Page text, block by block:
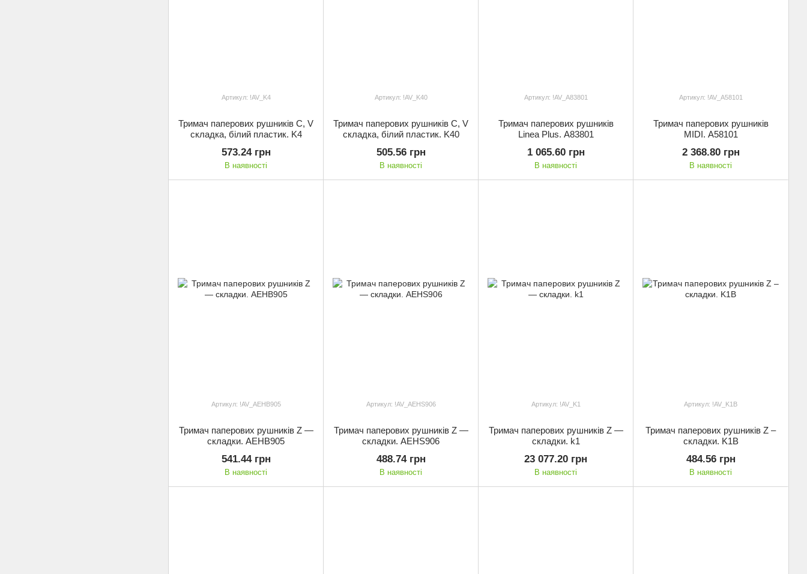
Артикул: !AV_K4
Тримач паперових рушників C, V
складка, білий пластик. K4
573.24 грн
В наявності
Артикул: !AV_K40
Тримач паперових рушників C, V
складка, білий пластик. K40
505.56 грн
В наявності
Артикул: !AV_A83801
Тримач паперових рушників
Linea Plus. A83801
1 065.60 грн
В наявності
Артикул: !AV_A58101
Тримач паперових рушників
MIDI. A58101
2 368.80 грн
В наявності
Артикул: !AV_AEHB905
Тримач паперових рушників Z —
складки. AEHB905
541.44 грн
В наявності
Артикул: !AV_AEHS906
Тримач паперових рушників Z —
складки. AEHS906
488.74 грн
В наявності
Артикул: !AV_K1
Тримач паперових рушників Z —
складки. k1
23 077.20 грн
В наявності
Артикул: !AV_K1B
Тримач паперових рушників Z –
складки. K1B
484.56 грн
В наявності